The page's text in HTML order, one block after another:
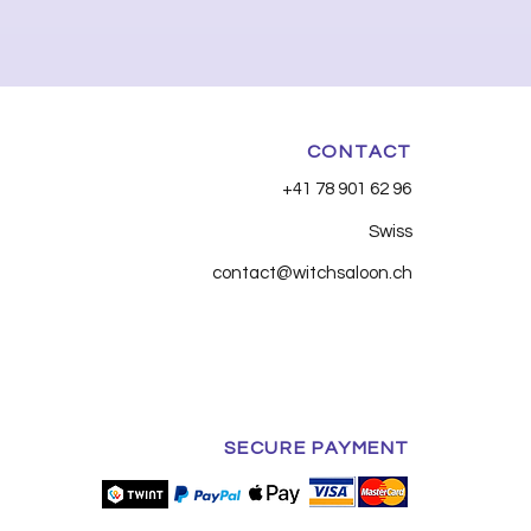
CONTACT
+41 78 901 62 96
Swiss
contact@witchsaloon.ch
SECURE PAYMENT